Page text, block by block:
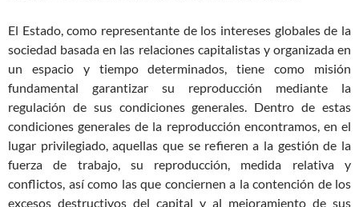
El Estado, como representante de los intereses globales de la
sociedad basada en las relaciones capitalistas y organizada en
un espacio y tiempo determinados, tiene como misión
fundamental garantizar su reproducción mediante la
regulación de sus condiciones generales. Dentro de estas
condiciones generales de la reproducción encontramos, en el
lugar privilegiado, aquellas que se refieren a la gestión de la
fuerza de trabajo, su reproducción, medida relativa y
conflictos, así como las que conciernen a la contención de los
excesos destructivos del capital y al mejoramiento de sus